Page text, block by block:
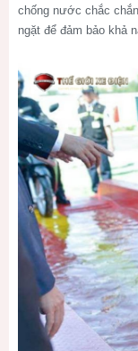
chống nước chắc
ngặt để đảm bảo khả